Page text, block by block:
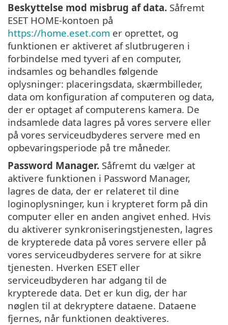
Beskyttelse mod misbrug af data. Såfremt
ESET HOME-kontoen på
https://home.eset.com er oprettet, og
funktionen er aktiveret af slutbrugeren i
forbindelse med tyveri af en computer,
indsamles og behandles følgende
oplysninger: placeringsdata, skærmbilleder,
data om konfiguration af computeren og data,
der er optaget af computerens kamera. De
indsamlede data lagres på vores servere eller
på vores serviceudbyderes servere med en
opbevaringsperiode på tre måneder.
Password Manager. Såfremt du vælger at
aktivere funktionen i Password Manager,
lagres de data, der er relateret til dine
loginoplysninger, kun i krypteret form på din
computer eller en anden angivet enhed. Hvis
du aktiverer synkroniseringstjenesten, lagres
de krypterede data på vores servere eller på
vores serviceudbyderes servere for at sikre
tjenesten. Hverken ESET eller
serviceudbyderen har adgang til de
krypterede data. Det er kun dig, der har
nøglen til at dekryptere dataene. Dataene
fjernes, når funktionen deaktiveres.